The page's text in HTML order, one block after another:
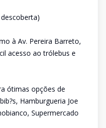
à Av. Pereira Barreto,
acesso ao trólebus e
ótimas opções de
Hamburgueria Joe
Supermercado